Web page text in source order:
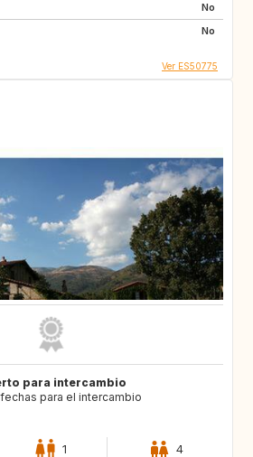
No
No
Ver ES50775
para intercambio
para el intercambio
1 4